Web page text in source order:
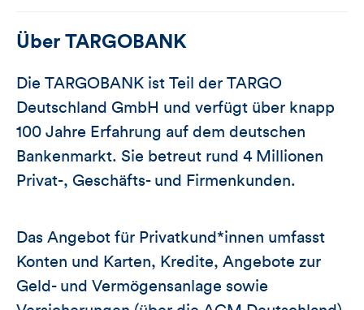
Über TARGOBANK
Die TARGOBANK ist Teil der TARGO
Deutschland GmbH und verfügt über knapp
100 Jahre Erfahrung auf dem deutschen
Bankenmarkt. Sie betreut rund 4 Millionen
Privat-, Geschäfts- und Firmenkunden.
Das Angebot für Privatkund*innen umfasst
Konten und Karten, Kredite, Angebote zur
Geld- und Vermögensanlage sowie